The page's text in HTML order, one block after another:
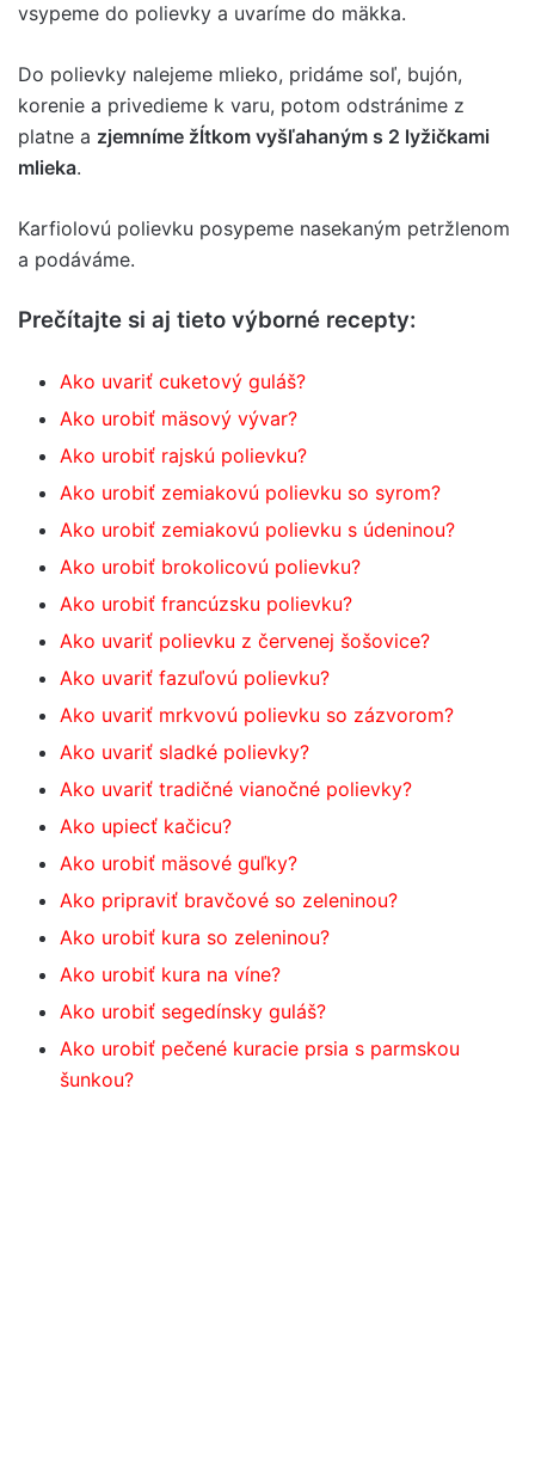
vsypeme do polievky a uvaríme do mäkka.
Do polievky nalejeme mlieko, pridáme soľ, bujón,
korenie a privedieme k varu, potom odstránime z
platne a zjemníme žĺtkom vyšľahaným s 2 lyžičkami
mlieka.
Karfiolovú polievku posypeme nasekaným petržlenom
a podáváme.
Prečítajte si aj tieto výborné recepty:
Ako uvariť cuketový guláš?
Ako urobiť mäsový vývar?
Ako urobiť rajskú polievku?
Ako urobiť zemiakovú polievku so syrom?
Ako urobiť zemiakovú polievku s údeninou?
Ako urobiť brokolicovú polievku?
Ako urobiť francúzsku polievku?
Ako uvariť polievku z červenej šošovice?
Ako uvariť fazuľovú polievku?
Ako uvariť mrkvovú polievku so zázvorom?
Ako uvariť sladké polievky?
Ako uvariť tradičné vianočné polievky?
Ako upiecť kačicu?
Ako urobiť mäsové guľky?
Ako pripraviť bravčové so zeleninou?
Ako urobiť kura so zeleninou?
Ako urobiť kura na víne?
Ako urobiť segedínsky guláš?
Ako urobiť pečené kuracie prsia s parmskou
šunkou?